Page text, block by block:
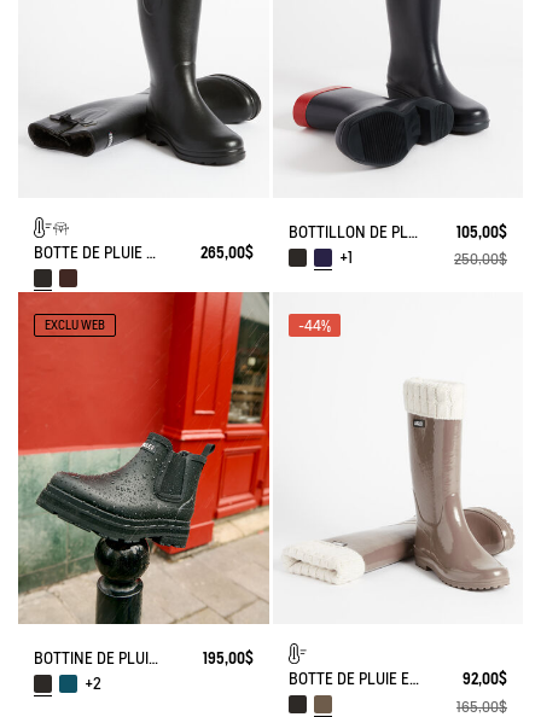
BOTTE DE PLUIE AIGLENTINE FOURRÉE 265,00$
BOTTILLON DE PLUIE MYRICA 105,00$
+1 250,00$
EXCLU WEB
BOTTINE DE PLUIE SOFT RAIN
195,00$
+2
BOTTE DE PLUIE ELIOSA FOURRÉE 92,00$
-44%
165,00$